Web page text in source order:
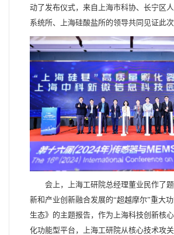
动了发布仪式，来自上海市科协、长宁区
系统所、上海硅酸盐所的领导共同见证此次
会上，上海工研院总经理董业民作了
新和产业创新融合发展的“超越摩尔”重大
生态》的主题报告，作为上海科技创新核
化功能型平台，上海工研院从核心技术攻